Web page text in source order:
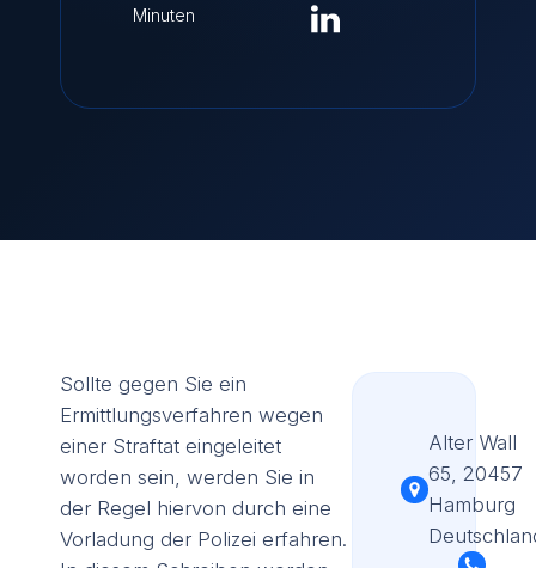
Minuten
Sollte gegen Sie ein
Ermittlungsverfahren wegen
einer Straftat eingeleitet
worden sein, werden Sie in
der Regel hiervon durch eine
Vorladung der Polizei erfahren.
Alter Wall
65, 20457
Hamburg